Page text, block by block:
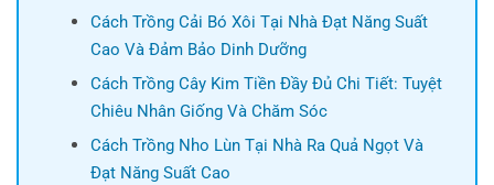
Cách Trồng Cải Bó Xôi Tại Nhà Đạt Năng Suất
Cao Và Đảm Bảo Dinh Dưỡng
Cách Trồng Cây Kim Tiền Đầy Đủ Chi Tiết: Tuyệt
Chiêu Nhân Giống Và Chăm Sóc
Cách Trồng Nho Lùn Tại Nhà Ra Quả Ngọt Và
Đạt Năng Suất Cao